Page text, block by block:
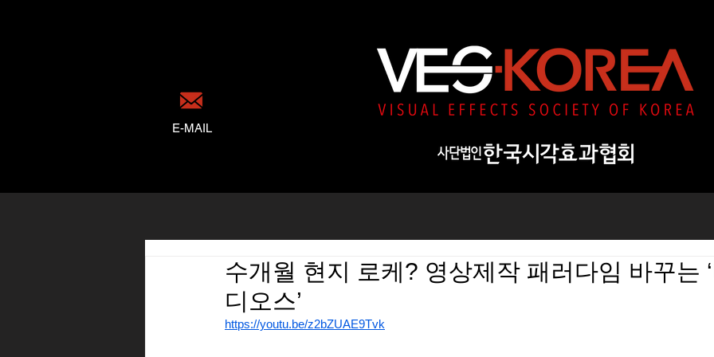
E-MAIL
수개월 현지 로케? 영상제작 패러다임 바꾸는
디오스’
https://youtu.be/z2bZUAE9Tvk